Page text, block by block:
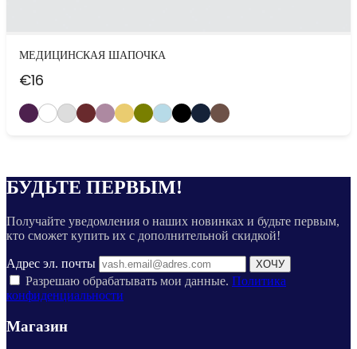
МЕДИЦИНСКАЯ ШАПОЧКА
€16
БУДЬТЕ ПЕРВЫМ!
Получайте уведомления о наших новинках и будьте первым,
кто сможет купить их с дополнительной скидкой!
Адрес эл. почты ХОЧУ
Разрешаю обрабатывать мои данные. Политика
конфиденциальности
Магазин